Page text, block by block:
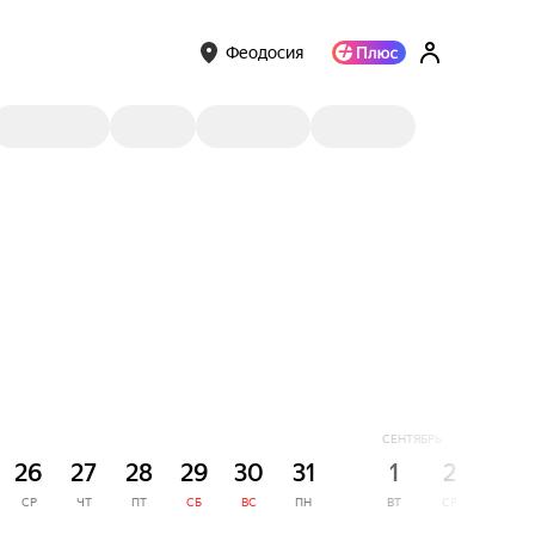
Феодосия
26
СР
27
ЧТ
28
ПТ
29
СБ
30
ВС
31
ПН
СЕНТЯБРЬ
1
ВТ
2